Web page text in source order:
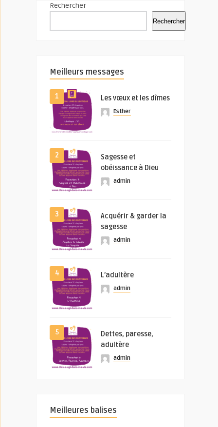
Rechercher
Rechercher
Meilleurs messages
1 Les vœux et les dîmes
Esther
2
Sagesse et
obéissance à Dieu
admin
3
Acquérir & garder la
sagesse
admin
4 L’adultère
admin
5
Dettes, paresse,
adultère
admin
Meilleures balises